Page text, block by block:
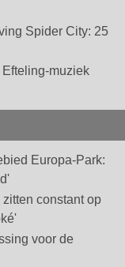
Spider City: 25
muziek
Europa-Park:
constant op
voor de